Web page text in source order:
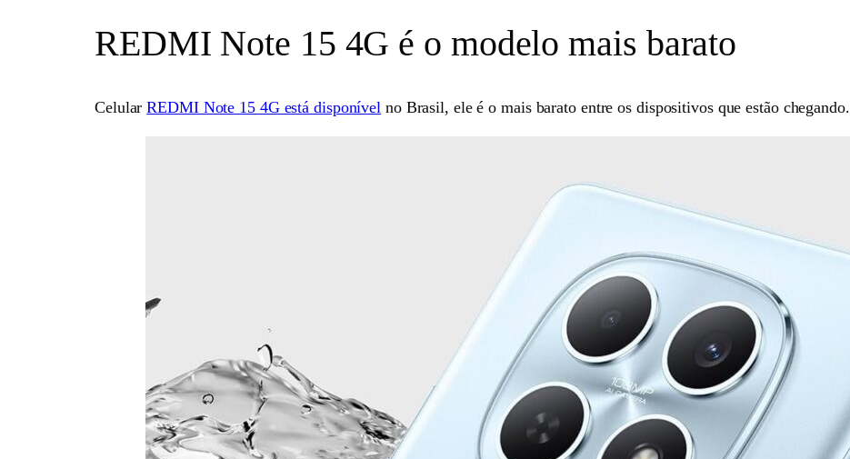
REDMI Note 15 4G é o modelo mais barato
CelularREDMI Note 15 4G está disponível no Brasil, ele é o mais barato entre os dispositivos que estão chegando.